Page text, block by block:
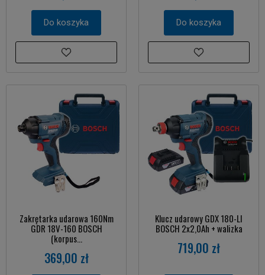
Do koszyka Do koszyka
Zakrętarka udarowa 160Nm
GDR 18V-160 BOSCH
(korpus...
369,00 zł
Klucz udarowy GDX 180-LI
BOSCH 2x2,0Ah + walizka
719,00 zł